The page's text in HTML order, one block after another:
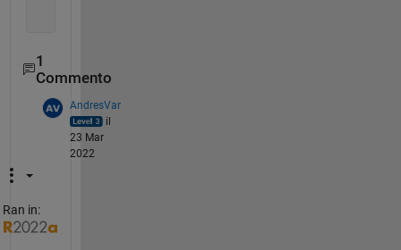
1
Commento
AndresVar
il
23 Mar
2022
Ran in: